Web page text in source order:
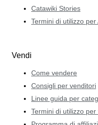
Catawiki Stories
Termini di utilizzo per
Vendi
Come vendere
Consigli per venditori
Linee guida per
Termini di utilizzo